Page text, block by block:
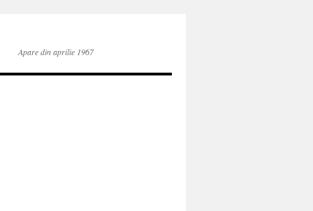
Apare din aprilie 1967